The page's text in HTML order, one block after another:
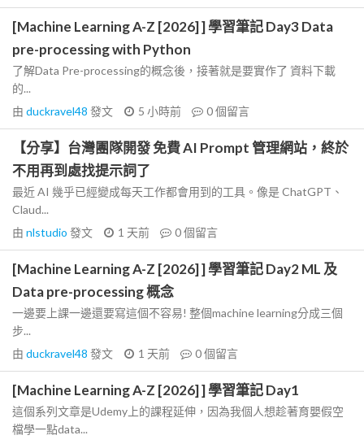
[Machine Learning A-Z [2026] ] 學習筆記 Day3 Data
pre-processing with Python
了解Data Pre-processing的概念後，接著就是要實作了 資料下載
的...
由 duckravel48 發文 5 小時前 0個留言
【分享】台灣團隊開發 免費 AI Prompt 管理網站，終於
不用再到處找提示詞了
最近 AI 幾乎已經變成每天工作都會用到的工具。像是 ChatGPT、
Claud...
由 nlstudio 發文 1 天前 0個留言
[Machine Learning A-Z [2026] ] 學習筆記 Day2 ML 及
Data pre-processing 概念
一邊要上課一邊還要寫這個不容易! 整個machine learning分成三個
步...
由 duckravel48 發文 1 天前 0個留言
[Machine Learning A-Z [2026] ] 學習筆記 Day1
這個系列文章是Udemy上的課程延伸，因為我個人想趁著育嬰假空
檔學一點data...